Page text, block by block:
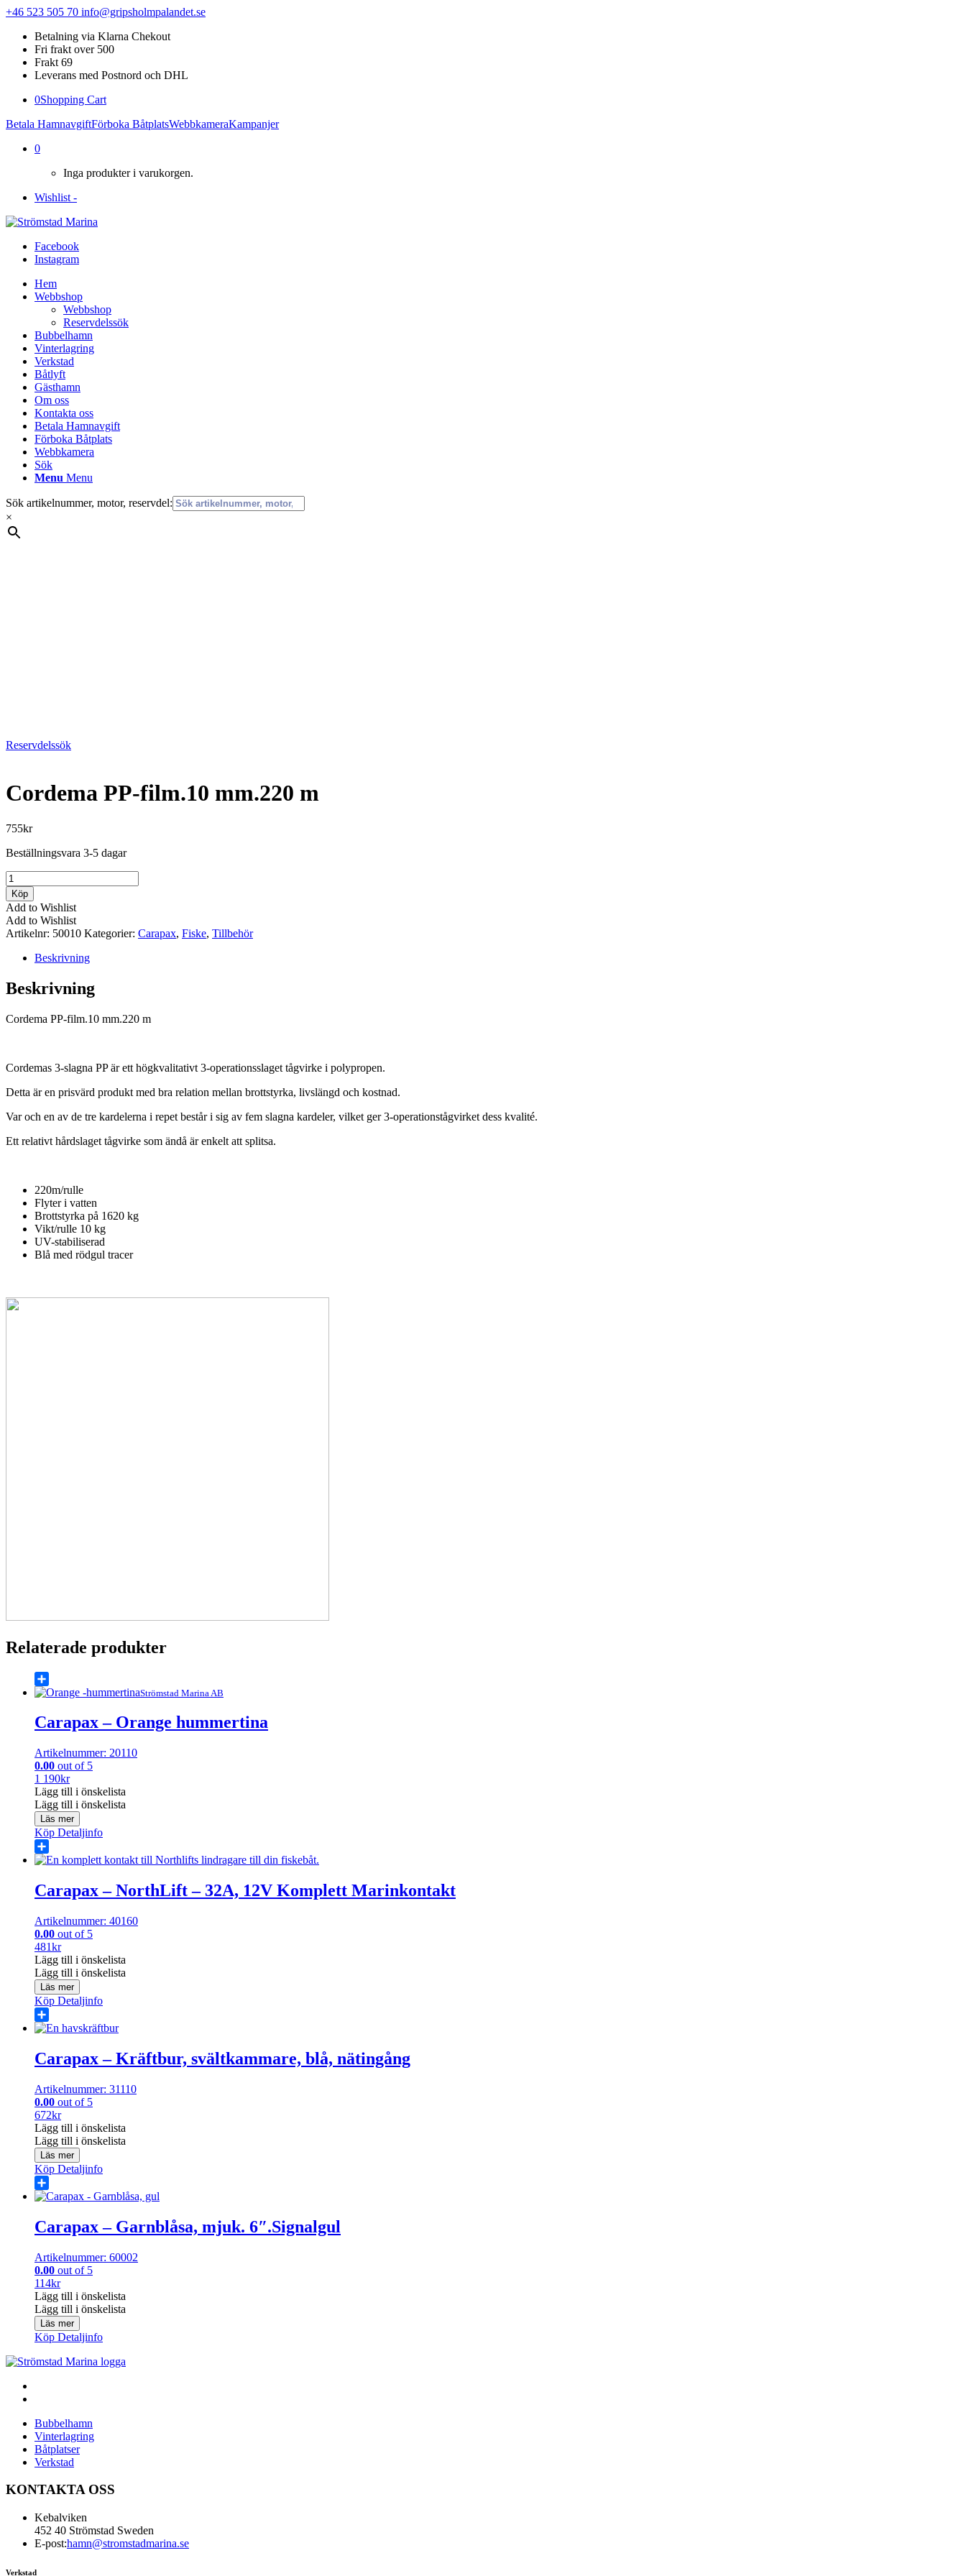
+46 523 505 70 info@gripsholmpalandet.se
Betalning via Klarna Chekout
Fri frakt over 500
Frakt 69
Leverans med Postnord och DHL
0Shopping Cart
Betala HamnavgiftFörboka BåtplatsWebbkameraKampanjer
0
Inga produkter i varukorgen.
Wishlist -
Facebook
Instagram
Hem
Webbshop
Webbshop
Reservdelssök
Bubbelhamn
Vinterlagring
Verkstad
Båtlyft
Gästhamn
Om oss
Kontakta oss
Betala Hamnavgift
Förboka Båtplats
Webbkamera
Sök
Menu Menu
Sök artikelnummer, motor, reservdel:
×
Reservdelssök
Cordema PP-film.10 mm.220 m
755kr
Beställningsvara 3-5 dagar
Cordema
PP-
film.10
mm.220
m
mängd
Köp
Add to Wishlist
Add to Wishlist
Artikelnr: 50010 Kategorier: Carapax, Fiske, Tillbehör
Beskrivning
Beskrivning
Cordema PP-film.10 mm.220 m
Cordemas 3-slagna PP är ett högkvalitativt 3-operationsslaget tågvirke i polypropen.
Detta är en prisvärd produkt med bra relation mellan brottstyrka, livslängd och kostnad.
Var och en av de tre kardelerna i repet består i sig av fem slagna kardeler, vilket ger 3-operationstågvirket dess kvalité.
Ett relativt hårdslaget tågvirke som ändå är enkelt att splitsa.
220m/rulle
Flyter i vatten
Brottstyrka på 1620 kg
Vikt/rulle 10 kg
UV-stabiliserad
Blå med rödgul tracer
Relaterade produkter
Share Strömstad Marina AB
Carapax – Orange hummertina
Artikelnummer: 20110
0.00 out of 5
1 190kr
Lägg till i önskelista
Lägg till i önskelista
Läs mer
Köp Detaljinfo
Share
Carapax – NorthLift – 32A, 12V Komplett Marinkontakt
Artikelnummer: 40160
0.00 out of 5
481kr
Lägg till i önskelista
Lägg till i önskelista
Läs mer
Köp Detaljinfo
Share
Carapax – Kräftbur, svältkammare, blå, nätingång
Artikelnummer: 31110
0.00 out of 5
672kr
Lägg till i önskelista
Lägg till i önskelista
Läs mer
Köp Detaljinfo
Share
Carapax – Garnblåsa, mjuk. 6″.Signalgul
Artikelnummer: 60002
0.00 out of 5
114kr
Lägg till i önskelista
Lägg till i önskelista
Läs mer
Köp Detaljinfo
Bubbelhamn
Vinterlagring
Båtplatser
Verkstad
KONTAKTA OSS
Kebalviken
452 40 Strömstad Sweden
E-post:hamn@stromstadmarina.se
Verkstad